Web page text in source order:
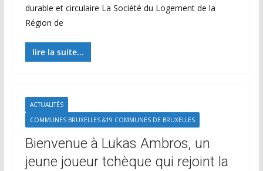
durable et circulaire La Société du Logement de la
Région de
lire la suite...
ACTUALITÉS
COMMUNES BRUXELLES &19 COMMUNES DE BRUXELLES
Bienvenue à Lukas Ambros, un
jeune joueur tchèque qui rejoint la